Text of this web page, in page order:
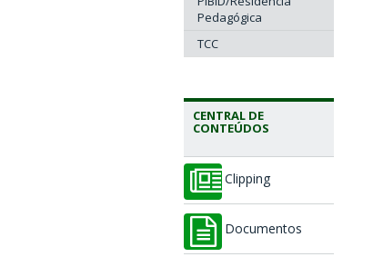
Pedagógica
TCC
CENTRAL DE
CONTEÚDOS
Clipping
Documentos